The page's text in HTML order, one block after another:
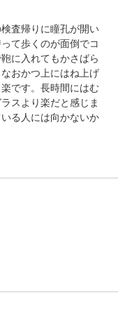
査帰りに瞳孔が開い
て歩くのが面倒でコ
に入れてもかさばら
おかつ上にはね上げ
です。長時間にはむ
スより楽だと感じま
る人には向かないか